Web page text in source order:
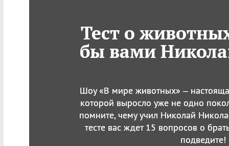
Тест о
бы вами
Шоу «В мире животных» –
которой выросло уже не одно
помните, чему учил Николай
тесте вас ждет 15 вопросов о
подведите!